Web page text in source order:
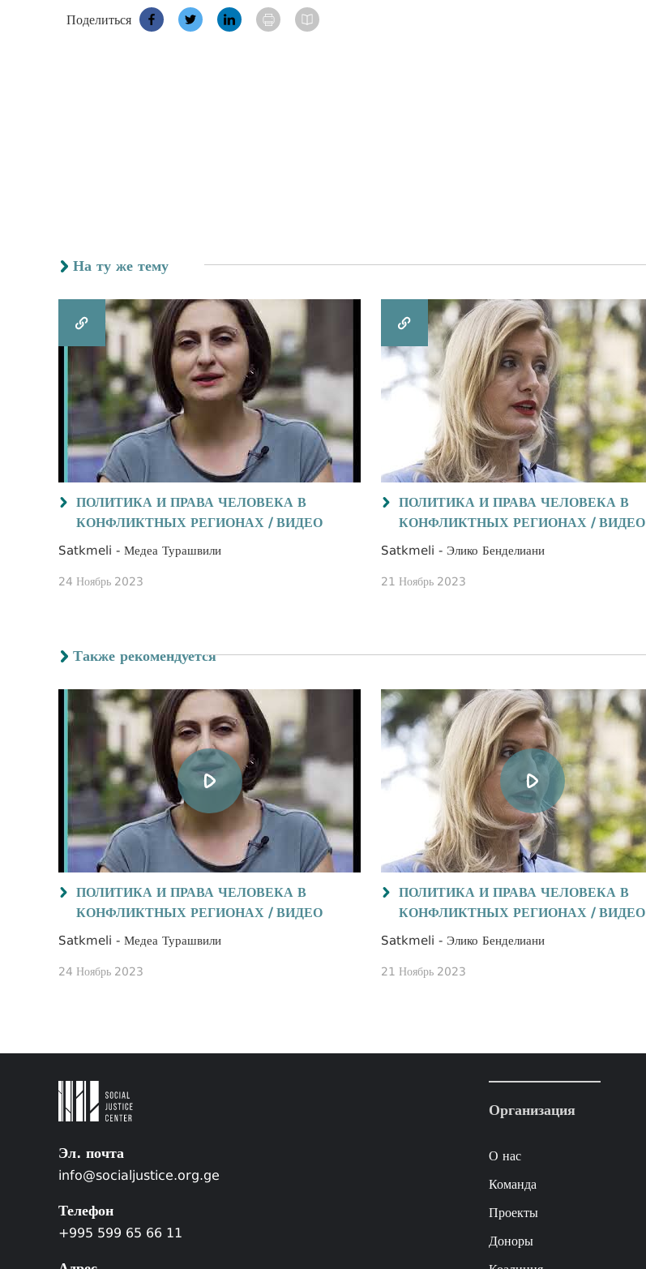
Поделиться
На ту же тему
ПОЛИТИКА И ПРАВА ЧЕЛОВЕКА В
КОНФЛИКТНЫХ РЕГИОНАХ / ВИДЕО
Satkmeli - Медеа Турашвили
24 Ноябрь 2023
ПОЛИТИКА И ПРАВА ЧЕЛОВЕКА В
КОНФЛИКТНЫХ РЕГИОНАХ / ВИДЕО
Satkmeli - Элико Бенделиани
21 Ноябрь 2023
Также рекомендуется
ПОЛИТИКА И ПРАВА ЧЕЛОВЕКА В
КОНФЛИКТНЫХ РЕГИОНАХ / ВИДЕО
Satkmeli - Медеа Турашвили
24 Ноябрь 2023
ПОЛИТИКА И ПРАВА ЧЕЛОВЕКА В
КОНФЛИКТНЫХ РЕГИОНАХ / ВИДЕО
Satkmeli - Элико Бенделиани
21 Ноябрь 2023
Эл. почта
info@socialjustice.org.ge
Телефон
+995 599 65 66 11
Организация
О нас
Команда
Проекты
Доноры